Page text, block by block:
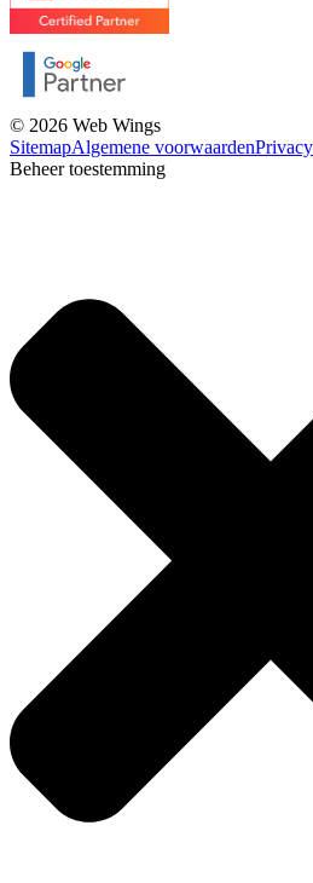
© 2026 Web Wings
SitemapAlgemene voorwaarden
Beheer toestemming